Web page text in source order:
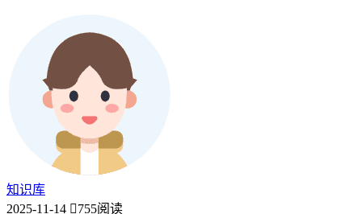
知识库
2025-11-14
755阅读